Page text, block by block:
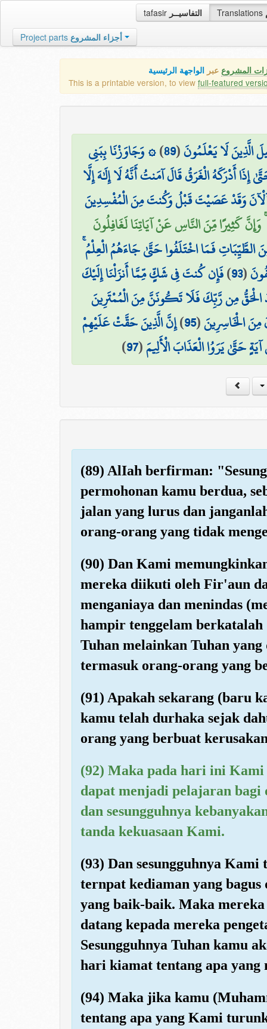
tafasir التفاسيــر Translations
Project parts أجزاء المشروع
المشروع عبر الواجهة الرئيسية
This is a printable version, to view full-featured
الَّذِينَ لَا يَعْلَمُونَ(
89
)۞ وَجَاوَزْنَا بِبَنِي
إِذَا أَدْرَكَهُ الْغَرَقُ قَالَ آمَنتُ أَنَّهُ لَا إِلَٰهَ إِلَّا
وَقَدْ عَصَيْتَ قَبْلُ وَكُنتَ مِنَ الْمُفْسِدِينَ
كَثِيرًا مِّنَ النَّاسِ عَنْ آيَاتِنَا لَغَافِلُونَ
الطَّيِّبَاتِ فَمَا اخْتَلَفُوا حَتَّىٰ جَاءَهُمُ الْعِلْمُ
(
93
)فَإِن كُنتَ فِي شَكٍّ مِّمَّا أَنزَلْنَا إِلَيْكَ
مِن رَّبِّكَ فَلَا تَكُونَنَّ مِنَ الْمُمْتَرِينَ
مِنَ الْخَاسِرِينَ(
95
)إِنَّ الَّذِينَ حَقَّتْ عَلَيْهِمْ
حَتَّىٰ يَرَوُا الْعَذَابَ الْأَلِيمَ(
97
)
(89) AlIah berfirman:
permohonan kamu berdua,
jalan yang lurus dan
orang-orang yang tidak
(90) Dan Kami
mereka diikuti oleh Fir'aun
menganiaya dan menindas
hampir tenggelam
Tuhan melainkan Tuhan
termasuk orang-orang yang
(91) Apakah sekarang (baru
kamu telah durhaka sejak
orang yang berbuat
(92) Maka pada hari ini Kami
dapat menjadi pelajaran bagi
dan sesungguhnya
tanda kekuasaan Kami.
(93) Dan sesungguhnya
ternpat kediaman yang
yang baik-baik. Maka
datang kepada mereka
Sesungguhnya Tuhan kamu
hari kiamat tentang apa
(94) Maka jika kamu
tentang apa yang Kami